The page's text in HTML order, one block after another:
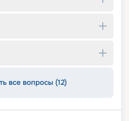
все вопросы (12)